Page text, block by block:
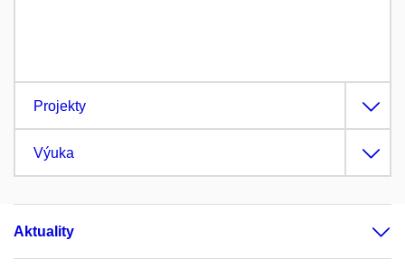
Projekty
Výuka
Aktuality